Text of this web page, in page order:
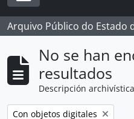
Toggle navigation
Arquivo Público do Estado
No se han
resultados
Descripción archivística
Remove filter:
Con objetos digitales